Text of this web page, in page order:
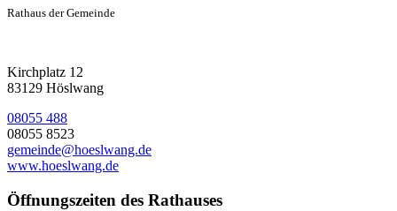
Rathaus der Gemeinde
Kirchplatz 12
83129 Höslwang
08055 488
08055 8523
gemeinde@hoeslwang.de
www.hoeslwang.de
Öffnungszeiten des Rathauses